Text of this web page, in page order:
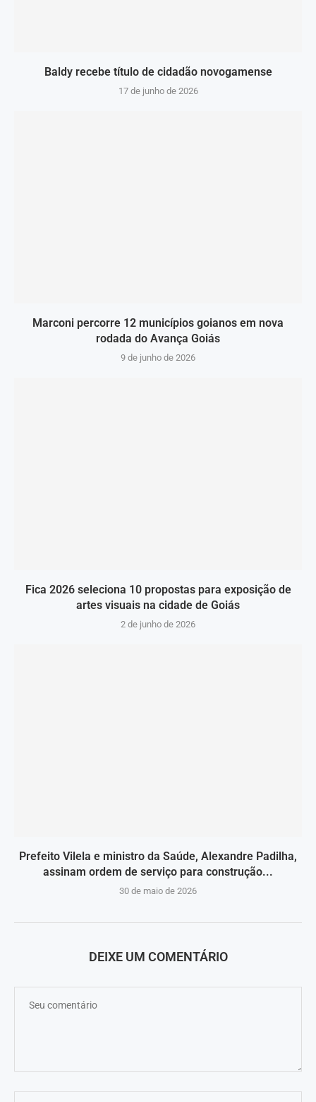
Baldy recebe título de cidadão novogamense
17 de junho de 2026
Marconi percorre 12 municípios goianos em nova
rodada do Avança Goiás
9 de junho de 2026
Fica 2026 seleciona 10 propostas para exposição de
artes visuais na cidade de Goiás
2 de junho de 2026
Prefeito Vilela e ministro da Saúde, Alexandre Padilha,
assinam ordem de serviço para construção...
30 de maio de 2026
DEIXE UM COMENTÁRIO